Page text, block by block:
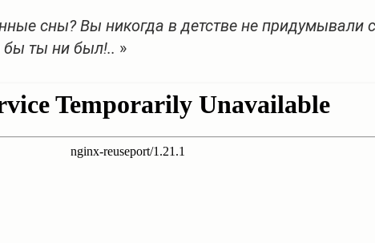
сны? Вы никогда в детстве не придумывали
бы ты ни был!.. »